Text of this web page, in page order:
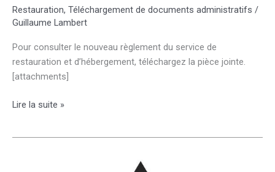
Restauration, Téléchargement de documents administratifs /
Guillaume Lambert
Pour consulter le nouveau règlement du service de
restauration et d’hébergement, téléchargez la pièce jointe.
[attachments]
Règlement
Lire la suite »